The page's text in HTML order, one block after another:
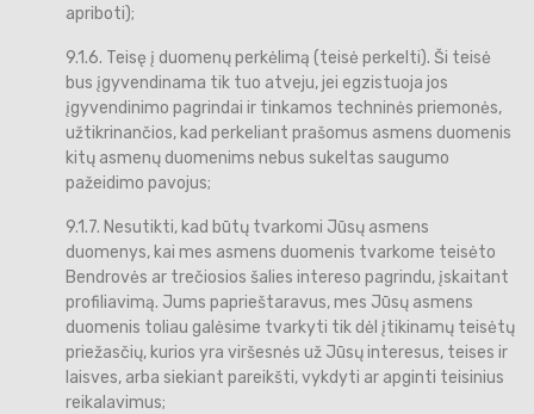
apriboti);
9.1.6. Teisę į duomenų perkėlimą (teisė perkelti). Ši teisė
bus įgyvendinama tik tuo atveju, jei egzistuoja jos
įgyvendinimo pagrindai ir tinkamos techninės priemonės,
užtikrinančios, kad perkeliant prašomus asmens duomenis
kitų asmenų duomenims nebus sukeltas saugumo
pažeidimo pavojus;
9.1.7. Nesutikti, kad būtų tvarkomi Jūsų asmens
duomenys, kai mes asmens duomenis tvarkome teisėto
Bendrovės ar trečiosios šalies intereso pagrindu, įskaitant
profiliavimą. Jums paprieštaravus, mes Jūsų asmens
duomenis toliau galėsime tvarkyti tik dėl įtikinamų teisėtų
priežasčių, kurios yra viršesnės už Jūsų interesus, teises ir
laisves, arba siekiant pareikšti, vykdyti ar apginti teisinius
reikalavimus;